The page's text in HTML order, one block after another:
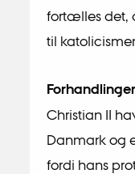
fortælles det,
til
Christian II
Danmark og
fordi hans